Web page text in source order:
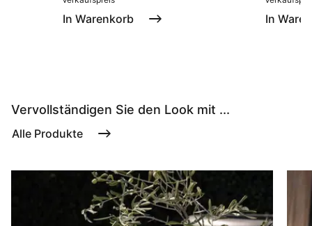
In Warenkorb In
Vervollständigen Sie den Look mit ...
Alle Produkte